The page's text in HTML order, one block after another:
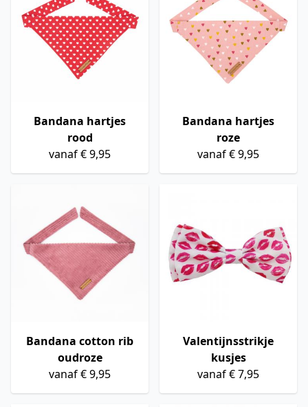
Bandana hartjes
rood
vanaf € 9,95
Bandana hartjes
roze
vanaf € 9,95
Bandana cotton rib
oudroze
vanaf € 9,95
Valentijnsstrikje
kusjes
vanaf € 7,95